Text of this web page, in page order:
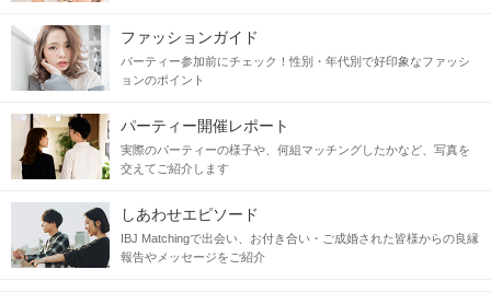
ファッションガイド
パーティー参加前にチェック！性別・年代別で好印象なファッシ
ョンのポイント
パーティー開催レポート
実際のパーティーの様子や、何組マッチングしたかなど、写真を
交えてご紹介します
しあわせエピソード
IBJ Matchingで出会い、お付き合い・ご成婚された皆様からの良縁
報告やメッセージをご紹介